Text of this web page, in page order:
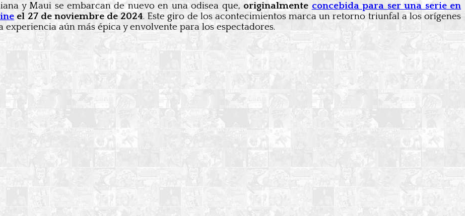
y Maui se embarcan de nuevo en una odisea que, originalmente concebida para ser una serie en
el 27 de noviembre de 2024. Este giro de los acontecimientos marca un retorno triunfal a los orígenes
aún más épica y envolvente para los espectadores.